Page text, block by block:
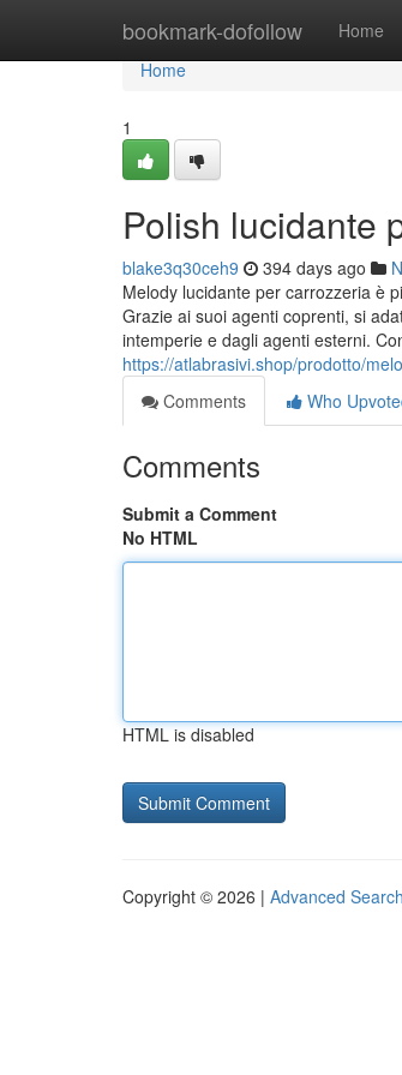
bookmark-dofollow Home
Home
Home
1
Polish lucidante
blake3q30ceh9 394 days ago
Melody lucidante per carrozzeria è
Grazie ai suoi agenti coprenti, si
intemperie e dagli agenti esterni.
https://atlabrasivi.shop/prodotto/
Comments
Who
Comments
Submit a Comment
No HTML
HTML is disabled
Copyright © 2026 | Advanced Search